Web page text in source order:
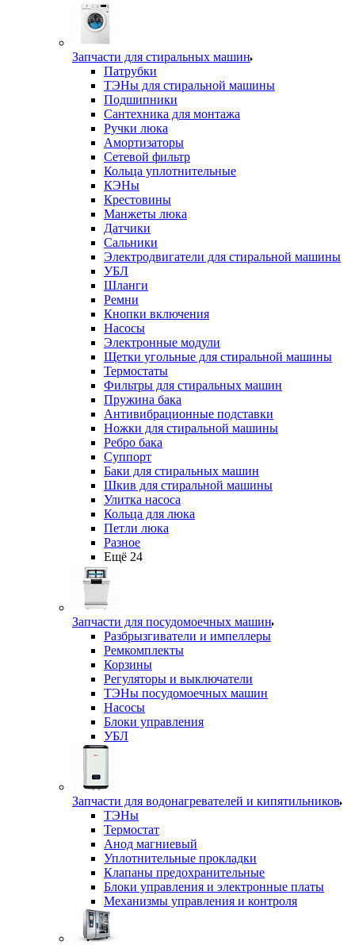
Запчасти для стиральных машин
Патрубки
ТЭНы для стиральной машины
Подшипники
Сантехника для монтажа
Ручки люка
Амортизаторы
Сетевой фильтр
Кольца уплотнительные
КЭНы
Крестовины
Манжеты люка
Датчики
Сальники
Электродвигатели для стиральной машины
УБЛ
Шланги
Ремни
Кнопки включения
Насосы
Электронные модули
Щетки угольные для стиральной машины
Термостаты
Фильтры для стиральных машин
Пружина бака
Антивибрационные подставки
Ножки для стиральной машины
Ребро бака
Суппорт
Баки для стиральных машин
Шкив для стиральной машины
Улитка насоса
Кольца для люка
Петли люка
Разное
Ещё 24
Запчасти для посудомоечных машин
Разбрызгиватели и импеллеры
Ремкомплекты
Корзины
Регуляторы и выключатели
ТЭНы посудомоечных машин
Насосы
Блоки управления
УБЛ
Запчасти для водонагревателей и кипятильников
ТЭНы
Термостат
Анод магниевый
Уплотнительные прокладки
Клапаны предохранительные
Блоки управления и электронные платы
Механизмы управления и контроля